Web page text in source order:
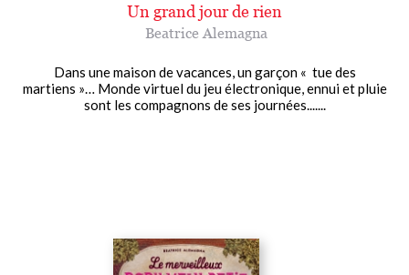
Un grand jour de rien
Beatrice Alemagna
Dans une maison de vacances, un garçon « tue des
martiens »… Monde virtuel du jeu électronique, ennui et pluie
sont les compagnons de ses journées.......